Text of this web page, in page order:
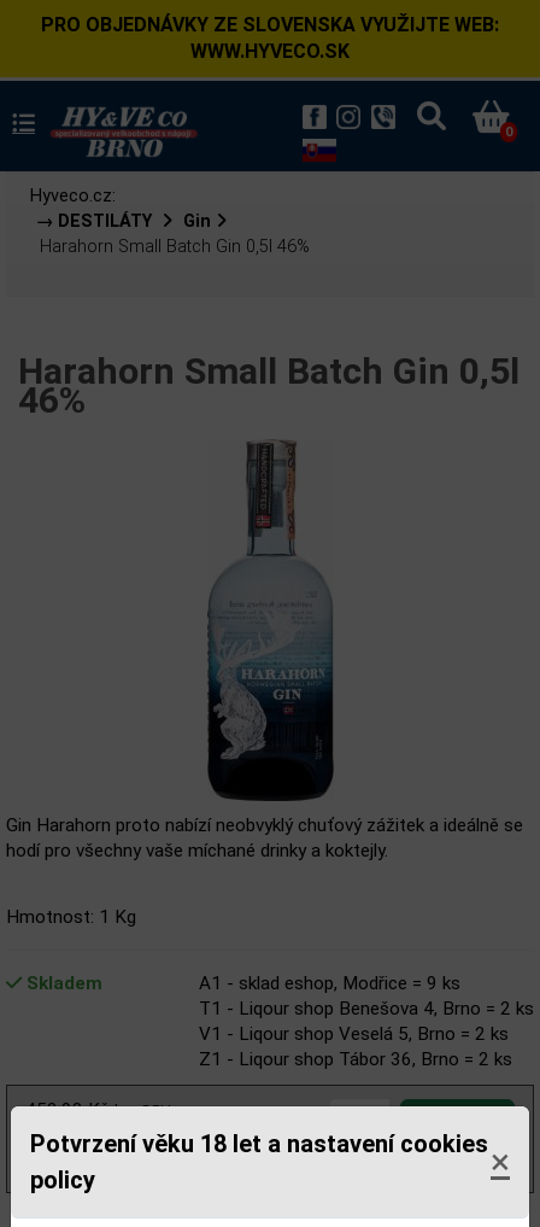
Potvrzení věku 18 let a nastavení cookies
policy
×
PRO OBJEDNÁVKY ZE SLOVENSKA VYUŽIJTE WEB:
WWW.HYVECO.SK
0
Hyveco.cz:
→ DESTILÁTY
Gin
Harahorn Small Batch Gin 0,5l 46%
Harahorn Small Batch Gin 0,5l
46%
Gin Harahorn proto nabízí neobvyklý chuťový zážitek a ideálně se
hodí pro všechny vaše míchané drinky a koktejly.
Hmotnost: 1 Kg
Skladem
A1 - sklad eshop, Modřice = 9 ks
T1 - Liqour shop Benešova 4, Brno = 2 ks
V1 - Liqour shop Veselá 5, Brno = 2 ks
Z1 - Liqour shop Tábor 36, Brno = 2 ks
453,98 Kčbez DPH
549,00 Kčs DPH